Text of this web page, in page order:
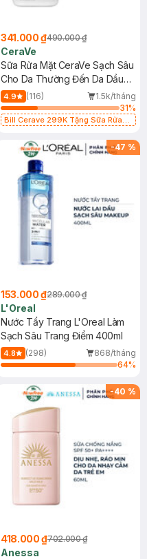
341.000 ₫490.000 ₫
CeraVe
Sữa Rửa Mặt CeraVe Sạch Sâu
Cho Da Thường Đến Da Dầu
473ml
4.9 (116)
1.5k/tháng
31%
Bill Cerave 299K Tặng Sữa Rửa
-47 %
153.000 ₫289.000 ₫
L'Oreal
Nước Tẩy Trang L'Oreal Làm
Sạch Sâu Trang Điểm 400ml
4.8 (298)
868/tháng
64%
-40 %
418.000 ₫702.000 ₫
Anessa